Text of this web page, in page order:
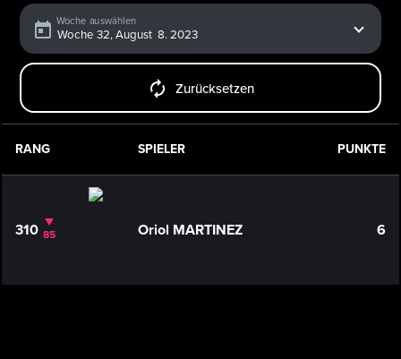
Woche auswählen
Zurücksetzen
RANG SPIELER PUNKTE
310 85 Oriol MARTINEZ 6